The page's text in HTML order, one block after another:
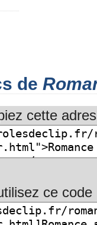
de
cette
ce code